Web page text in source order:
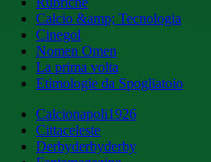
Calcio &amp; Tecnologia
Cinegol
Nomen Omen
La prima volta
Etimologie da Spogliatoio
Calcionapoli1926
Cittaceleste
Derbyderbyderby